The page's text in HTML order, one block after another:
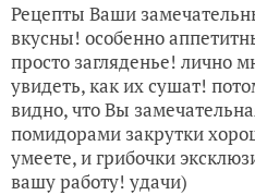
Рецепты Ваши
вкусны! особенно
просто загляденье! лично
увидеть, как их сушат!
видно, что Вы
помидорами закрутки
умеете, и грибочки
вашу работу! удачи)